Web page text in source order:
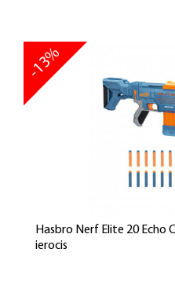
Hasbro Nerf Elite 20 Echo
ierocis
-13%